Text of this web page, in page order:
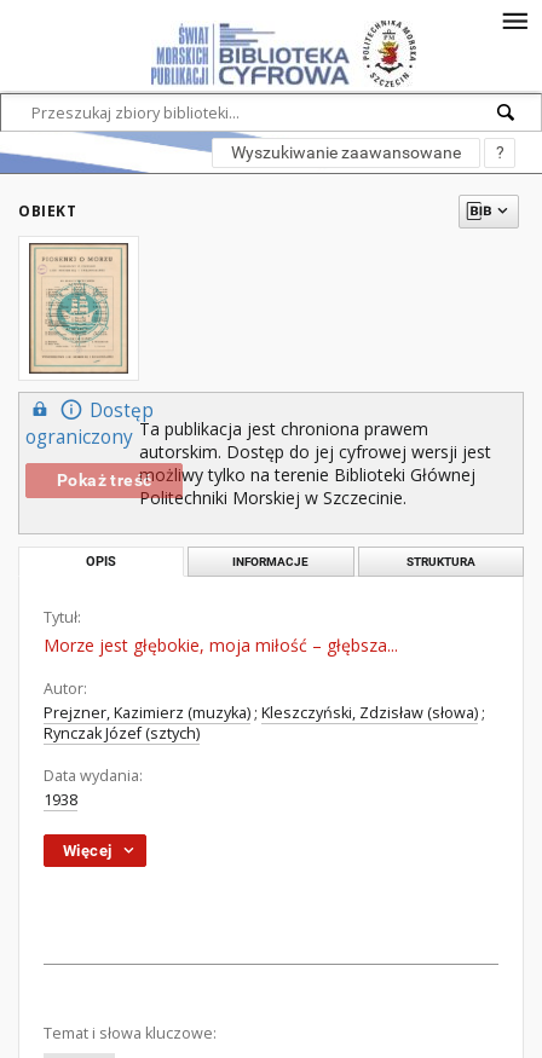
Wyszukiwanie zaawansowane ?
OBIEKT
Dostęp
ograniczony
Pokaż treść
Ta publikacja jest chroniona prawem
autorskim. Dostęp do jej cyfrowej wersji jest
możliwy tylko na terenie Biblioteki Głównej
Politechniki Morskiej w Szczecinie.
OPIS INFORMACJE STRUKTURA
Tytuł:
Morze jest głębokie, moja miłość – głębsza...
Autor:
Prejzner, Kazimierz (muzyka) ; Kleszczyński, Zdzisław (słowa) ;
Rynczak Józef (sztych)
Data wydania:
1938
Więcej
Temat i słowa kluczowe: